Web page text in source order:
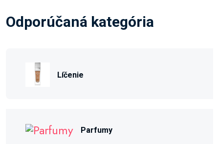
Odporúčaná kategória
Líčenie
Parfumy